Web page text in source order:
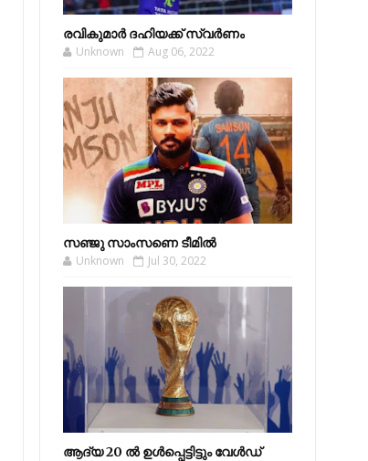
രവികുമാര്‍ ദഹിയക്ക് സ്വര്‍ണം
Unknown Aug 06, 2022
സഞ്ജു സാംസണെ ടീമില്‍
Unknown Jul 30, 2022
ആദ്യ 20 ല്‍ ഉള്‍പ്പെട്ടിട്ടും വേള്‍ഡ്